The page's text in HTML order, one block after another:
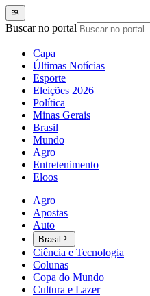
Buscar no portal
Capa
Últimas Notícias
Esporte
Eleições 2026
Política
Minas Gerais
Brasil
Mundo
Agro
Entretenimento
Eloos
Agro
Apostas
Auto
Brasil
Ciência e Tecnologia
Colunas
Copa do Mundo
Cultura e Lazer